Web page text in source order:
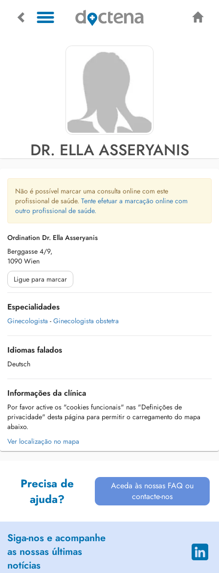
DR. ELLA ASSERYANIS
Não é possível marcar uma consulta online com este
profissional de saúde. Tente efetuar a marcação online com
outro profissional de saúde.
Ordination Dr. Ella Asseryanis
Berggasse 4/9,
1090 Wien
Ligue para marcar
Especialidades
Ginecologista - Ginecologista obstetra
Idiomas falados
Deutsch
Informações da clínica
Por favor active os "cookies funcionais" nas "Definições de
privacidade" desta página para permitir o carregamento do mapa
abaixo.
Ver localização no mapa
Precisa de
ajuda?
Aceda às nossas FAQ ou
contacte-nos
Siga-nos e acompanhe
as nossas últimas
notícias